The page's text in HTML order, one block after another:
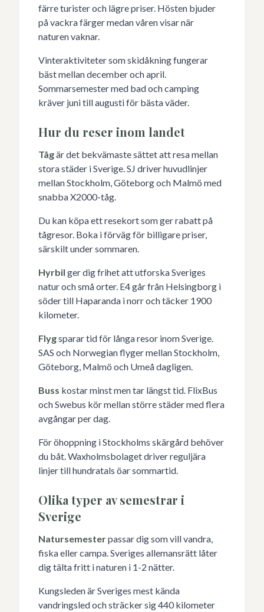
färre turister och lägre priser. Hösten bjuder
på vackra färger medan våren visar när
naturen vaknar.
Vinteraktiviteter som skidåkning fungerar
bäst mellan december och april.
Sommarsemester med bad och camping
kräver juni till augusti för bästa väder.
Hur du reser inom landet
Tågär det bekvämaste sättet att resa mellan
stora städer i Sverige. SJ driver huvudlinjer
mellan Stockholm, Göteborg och Malmö med
snabba X2000-tåg.
Du kan köpa ett resekort som ger rabatt på
tågresor. Boka i förväg för billigare priser,
särskilt under sommaren.
Hyrbil ger dig frihet att utforska Sveriges
natur och små orter. E4 går från Helsingborg i
söder till Haparanda i norr och täcker 1900
kilometer.
Flygsparar tid för långa resor inom Sverige.
SAS och Norwegian flyger mellan Stockholm,
Göteborg, Malmö och Umeå dagligen.
Buss kostar minst men tar längst tid. FlixBus
och Swebus kör mellan större städer med flera
avgångar per dag.
För öhoppning i Stockholms skärgård behöver
du båt. Waxholmsbolaget driver reguljära
linjer till hundratals öar sommartid.
Olika typer av semestrar i
Sverige
Natursemesterpassar dig som vill vandra,
fiska eller campa. Sveriges allemansrätt låter
dig tälta fritt i naturen i 1-2 nätter.
Kungsleden är Sveriges mest kända
vandringsled och sträcker sig 440 kilometer